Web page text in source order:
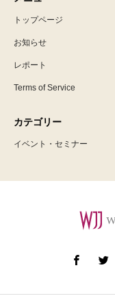
トップページ
お知らせ
レポート
Terms of Service
カテゴリー
イベント・セミナー